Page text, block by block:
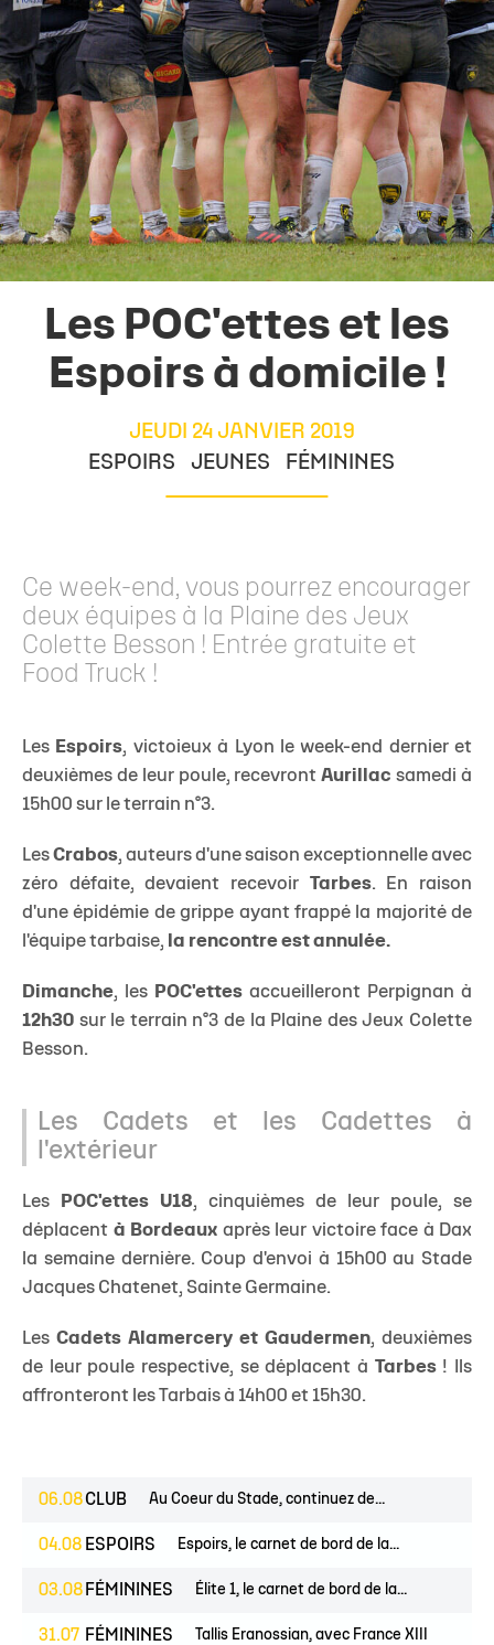
Les POC'ettes et les
Espoirs à domicile !
JEUDI 24 JANVIER 2019
ESPOIRS
JEUNES FÉMININES
Ce week-end, vous pourrez encourager
deux équipes à la Plaine des Jeux
Colette Besson ! Entrée gratuite et
Food Truck !
Les Espoirs, victoieux à Lyon le week-end dernier et
deuxièmes de leur poule, recevrontAurillacsamedi à
15h00 sur le terrain n°3.
Les Crabos, auteurs d'une saison exceptionnelle avec
zéro défaite, devaient recevoir
Tarbes. En raison
d'une épidémie de grippe ayant frappé la majorité de
l'équipe tarbaise, la rencontre est annulée.
Dimanche, les POC'ettes accueilleront Perpignan à
12h30 sur le terrain n°3 de la Plaine des Jeux Colette
Besson.
Les Cadets et les Cadettes à
l'extérieur
Les POC'ettes U18, cinquièmes de leur poule, se
déplacent à Bordeaux après leur victoire face à Dax
la semaine dernière. Coup d'envoi à 15h00 au Stade
Jacques Chatenet, Sainte Germaine.
Les Cadets Alamercery et Gaudermen, deuxièmes
de leur poule respective, se déplacent à
Tarbes! Ils
affronteront les Tarbais à 14h00 et 15h30.
06.08CLUB Au Coeur du Stade, continuez de...
04.08 ESPOIRS Espoirs, le carnet de bord de la...
03.08 FÉMININES Élite 1, le carnet de bord de la...
31.07 FÉMININES Tallis Eranossian, avec France XIII